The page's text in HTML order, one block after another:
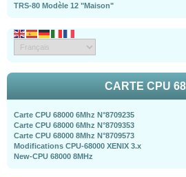
TRS-80 Modèle 12 "Maison"
CARTE CPU
Carte CPU 68000 6Mhz N°8709235
Carte CPU 68000 6Mhz N°8709353
Carte CPU 68000 8Mhz N°8709573
Modifications CPU-68000 XENIX 3.x
New-CPU 68000 8MHz